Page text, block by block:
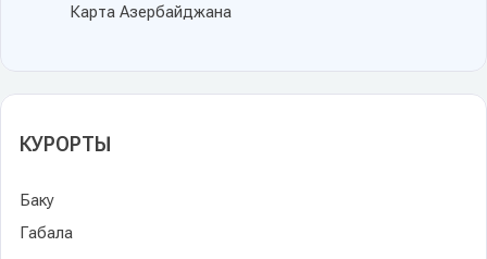
Карта Азербайджана
КУРОРТЫ
Баку
Габала